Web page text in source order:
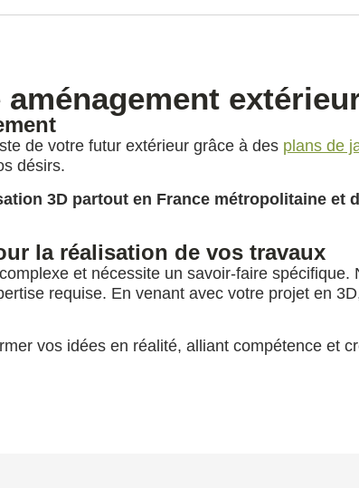
de votre futur extérieur grâce à des plans de
désirs.
3D partout en France métropolitaine et
la réalisation de vos travaux
et nécessite un savoir-faire
requise. En venant avec votre projet en
vos idées en réalité, alliant compétence et